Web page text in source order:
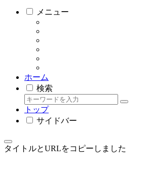
メニュー
ホーム
検索
トップ
サイドバー
タイトルとURLをコピーしました